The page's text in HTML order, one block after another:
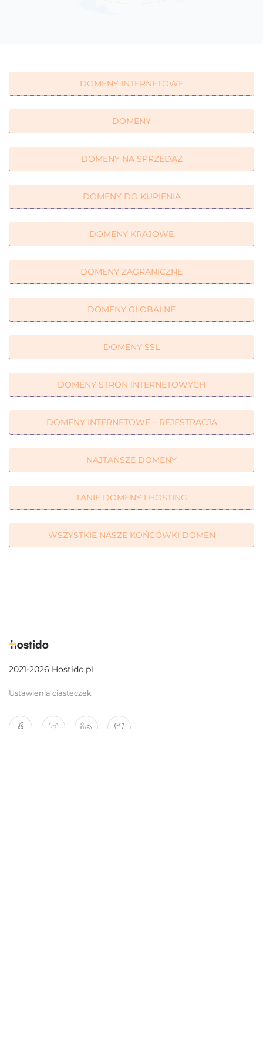
DOMENY INTERNETOWE
DOMENY
DOMENY NA SPRZEDAŻ
DOMENY DO KUPIENIA
DOMENY KRAJOWE
DOMENY ZAGRANICZNE
DOMENY GLOBALNE
DOMENY SSL
DOMENY STRON INTERNETOWYCH
DOMENY INTERNETOWE – REJESTRACJA
NAJTAŃSZE DOMENY
TANIE DOMENY I HOSTING
WSZYSTKIE NASZE KOŃCÓWKI DOMEN
2021-2026 Hostido.pl
Ustawienia ciasteczek